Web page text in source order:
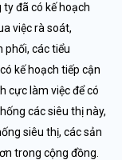
đã có kế hoạch
việc rà soát,
phối, các tiểu
kế hoạch tiếp cận
cực làm việc để có
các siêu thị này,
siêu thị, các sản
trong cộng đồng.